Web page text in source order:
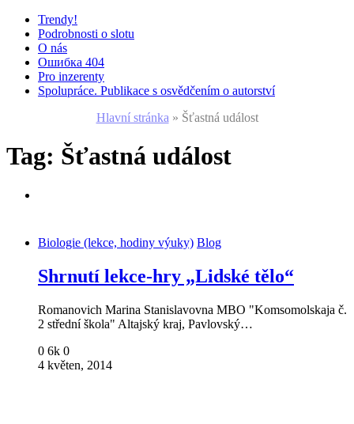
Trendy!
Podrobnosti o slotu
O nás
Ошибка 404
Pro inzerenty
Spolupráce. Publikace s osvědčením o autorství
Hlavní stránka » Šťastná událost
Tag: Šťastná událost
Biologie (lekce, hodiny výuky) Blog
Shrnutí lekce-hry „Lidské tělo“
Romanovich Marina Stanislavovna MBO "Komsomolskaja č.
2 střední škola" Altajský kraj, Pavlovský…
0 6k 0
4 květen, 2014